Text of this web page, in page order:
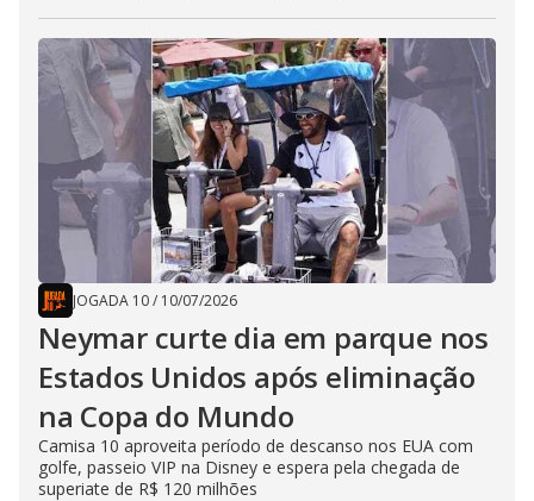
JOGADA 10/ 10/07/2026
Neymar curte dia em parque nos
Estados Unidos após eliminação
na Copa do Mundo
Camisa 10 aproveita período de descanso nos EUA com
golfe, passeio VIP na Disney e espera pela chegada de
superiate de R$ 120 milhões